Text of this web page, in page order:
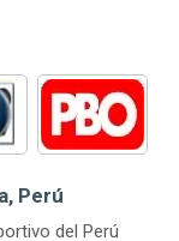
Perú
del Perú